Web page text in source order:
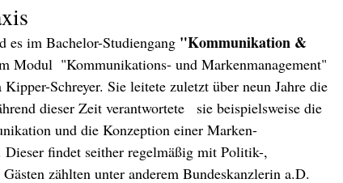
PRINT DIGITAL EVENTS TEXTWERKSTATT BLOG
es im Bachelor-Studiengang "Kommunikation &
Modul  "Kommunikations- und Markenmanagement"
Schreyer. Sie leitete zuletzt über neun Jahre die
dieser Zeit verantwortete   sie beispielsweise die
und die Konzeption einer Marken-
findet seither regelmäßig mit Politik-,
zählten unter anderem Bundeskanzlerin a.D.